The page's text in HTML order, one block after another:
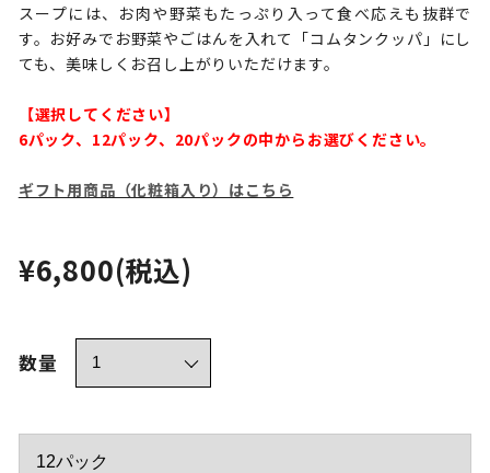
スープには、お肉や野菜もたっぷり入って食べ応えも抜群で
す。お好みでお野菜やごはんを入れて「コムタンクッパ」にし
ても、美味しくお召し上がりいただけます。
【選択してください】
6パック、12パック、20パックの中からお選びください。
ギフト用商品（化粧箱入り）はこちら
¥6,800(税込)
数量